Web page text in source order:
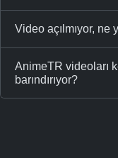
Video açılmıyor, ne
AnimeTR videoları
barındırıyor?